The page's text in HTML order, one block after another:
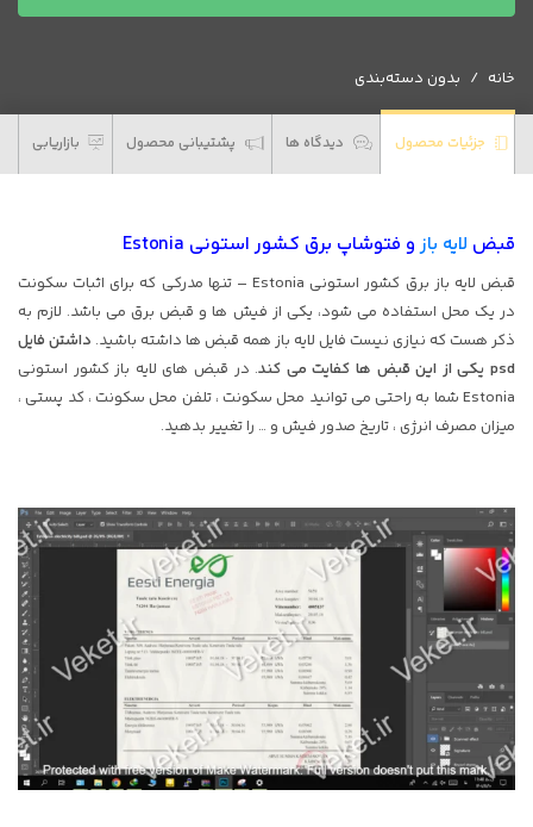
باز
کشور
استونی
Estonia
خانه بدون دسته‌بندی
جزئیات محصول دیدگاه ها پشتیبانی محصول بازاریابی
قبض لایه بازو فتوشاپ برق کشور استونی Estonia
قبض لایه باز برق کشور استونی Estonia – تنها مدرکی که برای اثبات سکونت
در یک محل استفاده می شود، یکی از فیش ها و قبض برق می باشد. لازم به
ذکر هست که نیازی نیست فایل لایه باز همه قبض ها داشته باشید. داشتن فایل
psd یکی از این قبض ها کفایت می کند
. در قبض های لایه باز کشور استونی
Estonia شما به راحتی می توانید محل سکونت ، تلفن محل سکونت ، کد پستی ،
میزان مصرف انرژی ، تاریخ صدور فیش و … را تغییر بدهید.